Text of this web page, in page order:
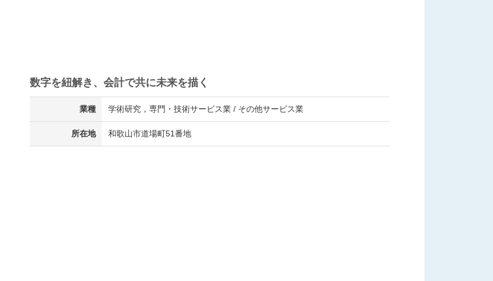
数字を紐解き、会計で共に未来を描く
業種 学術研究，専門・技術サービス業 / その他サービス業
所在地 和歌山市道場町51番地